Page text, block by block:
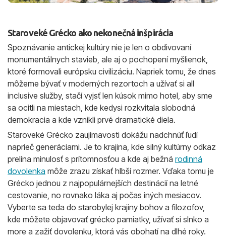
Staroveké Grécko ako nekonečná inšpirácia
Spoznávanie antickej kultúry nie je len o obdivovaní
monumentálnych stavieb, ale aj o pochopení myšlienok,
ktoré formovali európsku civilizáciu. Napriek tomu, že dnes
môžeme bývať v moderných rezortoch a užívať si all
inclusive služby, stačí vyjsť len kúsok mimo hotel, aby sme
sa ocitli na miestach, kde kedysi rozkvitala slobodná
demokracia a kde vznikli prvé dramatické diela.
Staroveké Grécko zaujímavosti dokážu nadchnúť ľudí
naprieč generáciami. Je to krajina, kde silný kultúrny odkaz
prelína minulosť s prítomnosťou a kde aj bežná rodinná
dovolenka môže zrazu získať hlbší rozmer. Vďaka tomu je
Grécko jednou z najpopulárnejších destinácií na letné
cestovanie, no rovnako láka aj počas iných mesiacov.
Vyberte sa teda do starobylej krajiny bohov a filozofov,
kde môžete objavovať grécko pamiatky, užívať si slnko a
more a zažiť dovolenku, ktorá vás obohatí na dlhé roky.